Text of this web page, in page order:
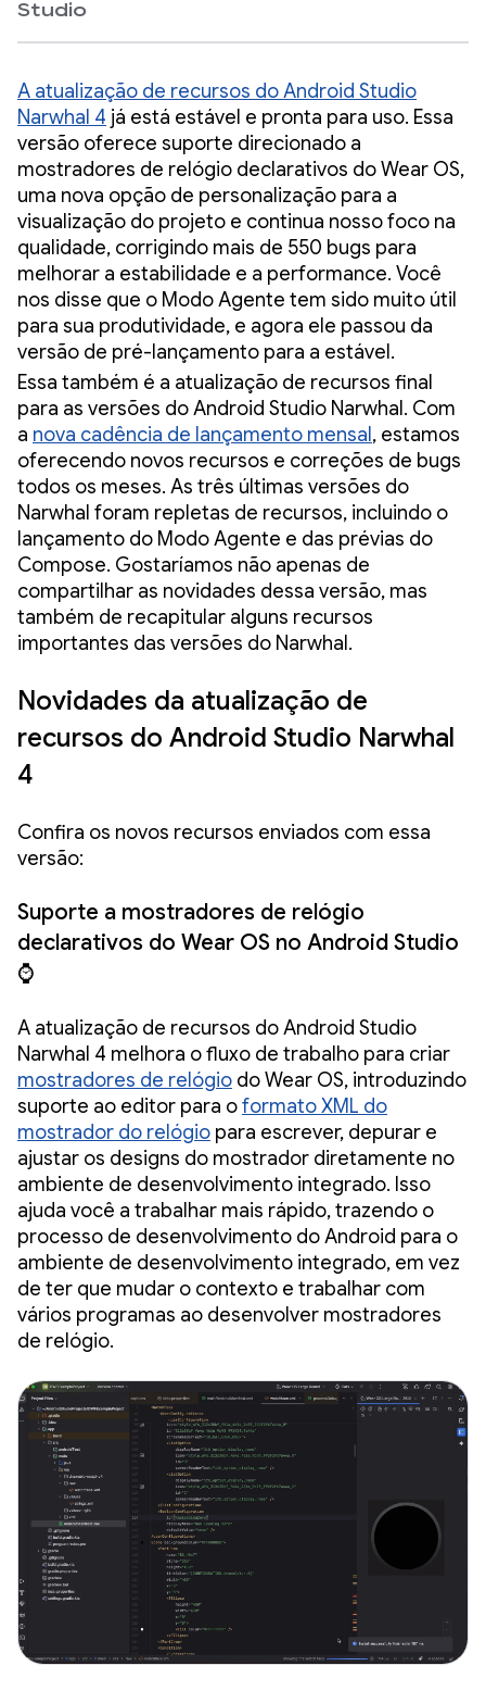
Studio
A atualização de recursos do Android Studio
Narwhal 4 já está estável e pronta para uso. Essa
versão oferece suporte direcionado a
mostradores de relógio declarativos do Wear OS,
uma nova opção de personalização para a
visualização do projeto e continua nosso foco na
qualidade, corrigindo mais de 550 bugs para
melhorar a estabilidade e a performance. Você
nos disse que o Modo Agente tem sido muito útil
para sua produtividade, e agora ele passou da
versão de pré-lançamento para a estável.
Essa também é a atualização de recursos final
para as versões do Android Studio Narwhal. Com
a nova cadência de lançamento mensal , estamos
oferecendo novos recursos e correções de bugs
todos os meses. As três últimas versões do
Narwhal foram repletas de recursos, incluindo o
lançamento do Modo Agente e das prévias do
Compose. Gostaríamos não apenas de
compartilhar as novidades dessa versão, mas
também de recapitular alguns recursos
importantes das versões do Narwhal.
Novidades da atualização de
recursos do Android Studio Narwhal
4
Confira os novos recursos enviados com essa
versão:
Suporte a mostradores de relógio
declarativos do Wear OS no Android Studio
⌚
A atualização de recursos do Android Studio
Narwhal 4 melhora o fluxo de trabalho para criar
mostradores de relógio do Wear OS, introduzindo
suporte ao editor para oformato XML do
mostrador do relógio para escrever, depurar e
ajustar os designs do mostrador diretamente no
ambiente de desenvolvimento integrado. Isso
ajuda você a trabalhar mais rápido, trazendo o
processo de desenvolvimento do Android para o
ambiente de desenvolvimento integrado, em vez
de ter que mudar o contexto e trabalhar com
vários programas ao desenvolver mostradores
de relógio.